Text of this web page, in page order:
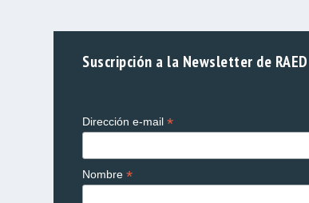
Suscripción a la Newsletter de RAED
Dirección e-mail*
Nombre*